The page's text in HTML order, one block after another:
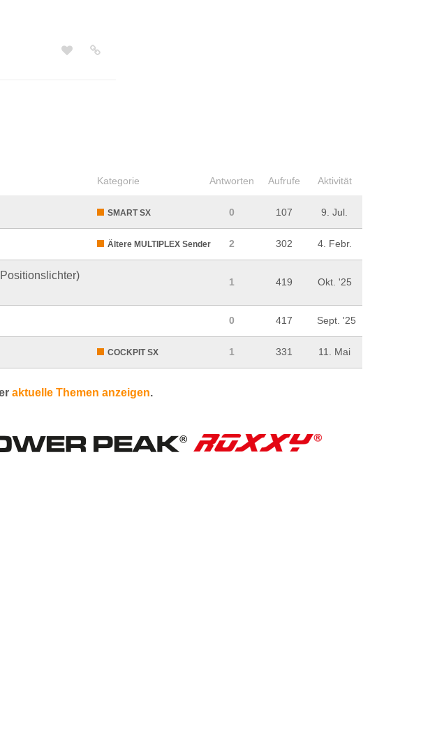
Kategorie Antworten Aufrufe Aktivität
SMART SX 0 107 9. Jul.
Ältere MULTIPLEX Sender 2 302 4. Febr.
1 419 Okt. '25
0 417 Sept. '25
COCKPIT SX 1 331 11. Mai
aktuelle Themen anzeigen.